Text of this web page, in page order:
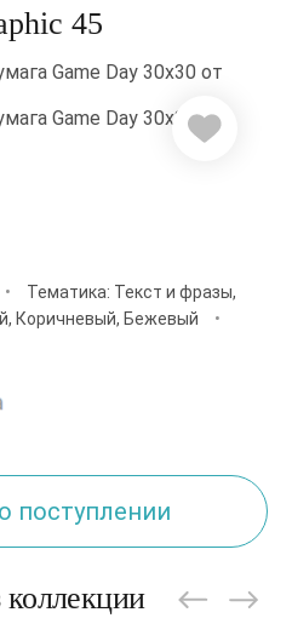
45
•
Тематика: Текст и фразы,
Коричневый, Бежевый
•
поступлении